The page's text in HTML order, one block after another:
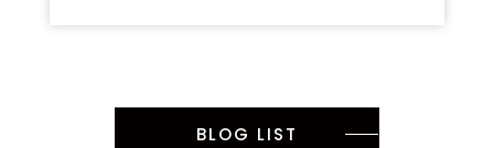
BLOG LIST